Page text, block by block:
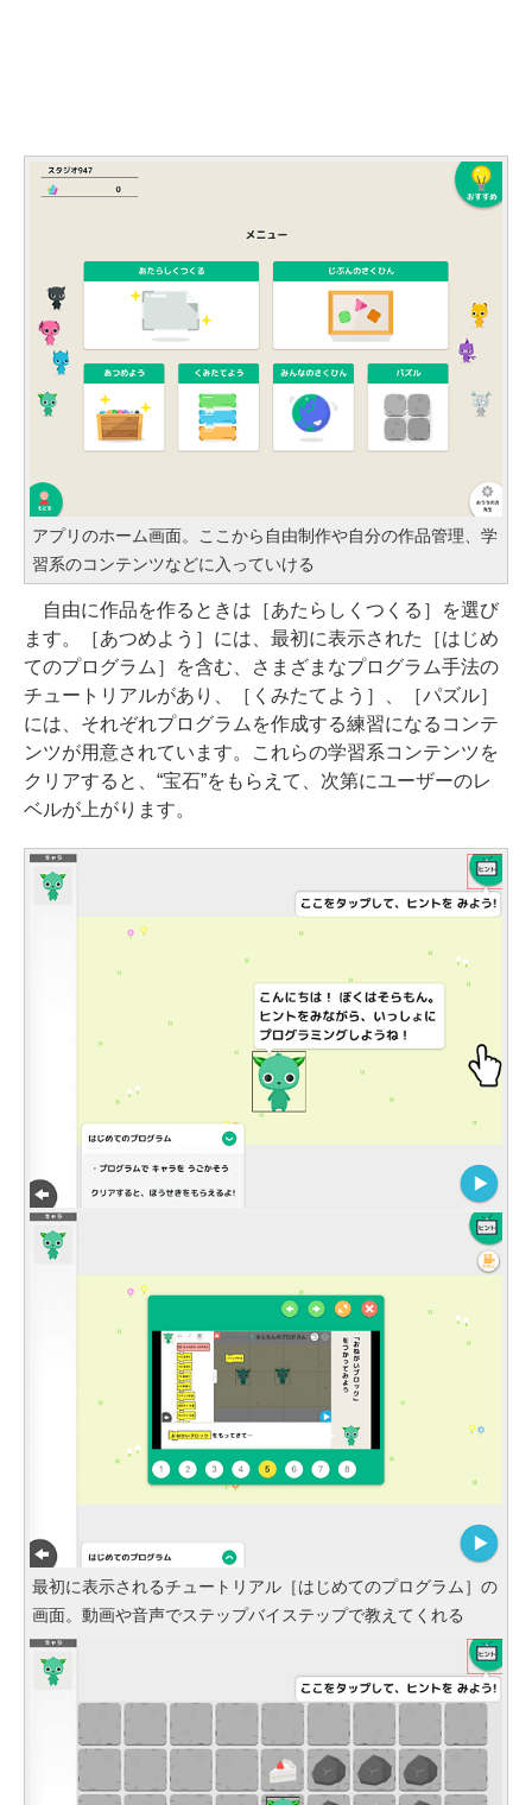
アプリのホーム画面。ここから自由制作や自分の作品管理、学
習系のコンテンツなどに入っていける
自由に作品を作るときは［あたらしくつくる］を選び
ます。［あつめよう］には、最初に表示された［はじめ
てのプログラム］を含む、さまざまなプログラム手法の
チュートリアルがあり、［くみたてよう］、［パズル］
には、それぞれプログラムを作成する練習になるコンテ
ンツが用意されています。これらの学習系コンテンツを
クリアすると、“宝石”をもらえて、次第にユーザーのレ
ベルが上がります。
最初に表示されるチュートリアル［はじめてのプログラム］の
画面。動画や音声でステップバイステップで教えてくれる